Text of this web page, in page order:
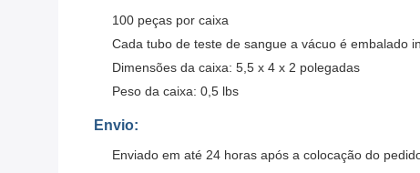
100 peças por caixa
Cada tubo de teste de sangue a vácuo é embalado
Dimensões da caixa: 5,5 x 4 x 2 polegadas
Peso da caixa: 0,5 lbs
Envio:
Enviado em até 24 horas após a colocação do